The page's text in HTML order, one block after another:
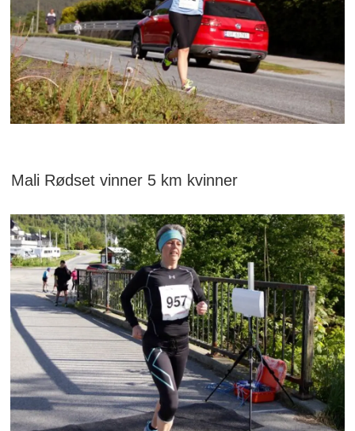
Mali Rødset vinner 5 km kvinner